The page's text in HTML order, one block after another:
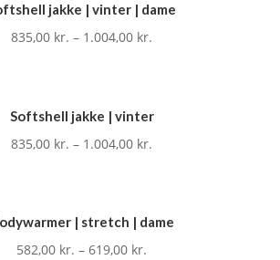
jakke | vinter | dame
835,00 kr. – 1.004,00 kr.
Softshell jakke | vinter
835,00 kr. – 1.004,00 kr.
| stretch | dame
582,00 kr. –619,00 kr.